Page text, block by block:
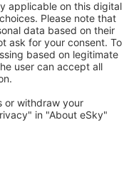
hoteluri, cabane,
utilizatorii eSky